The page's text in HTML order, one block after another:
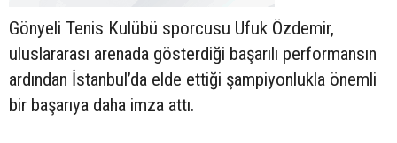
Gönyeli Tenis Kulübü sporcusu Ufuk Özdemir,
uluslararası arenada gösterdiği başarılı performansın
ardından İstanbul’da elde ettiği şampiyonlukla önemli
bir başarıya daha imza attı.